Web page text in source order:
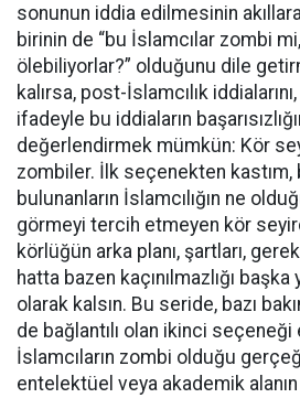
sonunun iddia edilmesinin
birinin de “bu İslamcılar zombi
ölebiliyorlar?” olduğunu dile
kalırsa, post-İslamcılık
ifadeyle bu iddiaların
değerlendirmek mümkün: Kör
zombiler. İlk seçenekten kastım,
bulunanların İslamcılığın ne
görmeyi tercih etmeyen kör
körlüğün arka planı, şartları,
hatta bazen kaçınılmazlığı başka
olarak kalsın. Bu seride, bazı
de bağlantılı olan ikinci seçeneği
İslamcıların zombi olduğu
entelektüel veya akademik